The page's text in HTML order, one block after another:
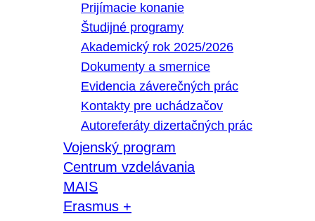
Prijímacie konanie
Študijné programy
Akademický rok 2025/2026
Dokumenty a smernice
Evidencia záverečných prác
Kontakty pre uchádzačov
Autoreferáty dizertačných prác
Vojenský program
Centrum vzdelávania
MAIS
Erasmus +